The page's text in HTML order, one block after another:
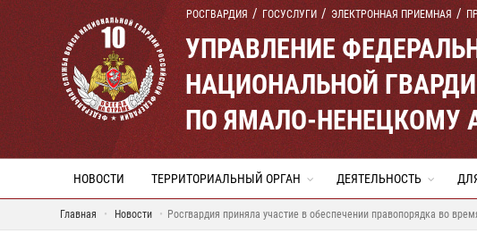
РОСГВАРДИЯ ГОСУСЛУГИ ЭЛЕКТРОННАЯ ПРИЕМНАЯ
УПРАВЛЕНИЕ
НАЦИОНАЛЬНОЙ
ПО ЯМАЛО-НЕНЕЦКОМУ
НОВОСТИ ТЕРРИТОРИАЛЬНЫЙ ОРГАН ДЕЯТЕЛЬНОСТЬ
Главная Новости Росгвардия приняла участие в обеспечении правопорядка во